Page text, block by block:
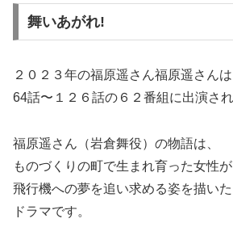
舞いあがれ!
２０２３年の福原遥さん福原遥さんは
64話〜１２６話の６２番組に出演され
福原遥さん（岩倉舞役）の物語は、
ものづくりの町で生まれ育った女性が
飛行機への夢を追い求める姿を描いた
ドラマです。